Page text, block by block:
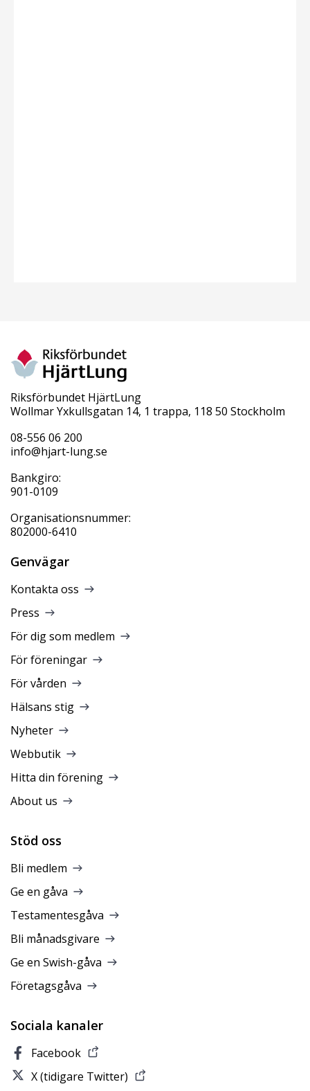
Riksförbundet HjärtLung
Wollmar Yxkullsgatan 14, 1 trappa, 118 50 Stockholm
08-556 06 200
info@hjart-lung.se
Bankgiro:
901-0109
Organisationsnummer:
802000-6410
Genvägar
Kontakta oss
Press
För dig som medlem
För föreningar
För vården
Hälsans stig
Nyheter
Webbutik
Hitta din förening
About us
Stöd oss
Bli medlem
Ge en gåva
Testamentesgåva
Bli månadsgivare
Ge en Swish-gåva
Företagsgåva
Sociala kanaler
Facebook
X (tidigare Twitter)